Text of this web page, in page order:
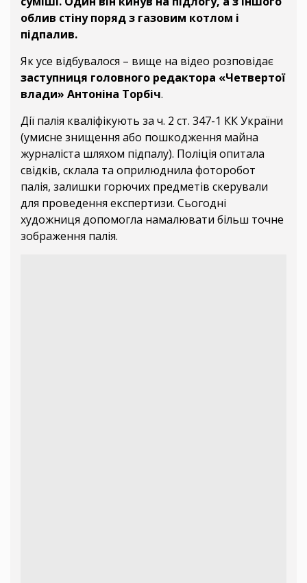
облив стіну поряд з газовим котлом і
підпалив.
Як усе відбувалося – вище на відео розповідає
заступниця головного редактора «Четвертої
влади» Антоніна Торбіч.
Дії палія кваліфікують за ч. 2 ст. 347-1 КК України
(умисне знищення або пошкодження майна
журналіста шляхом підпалу). Поліція опитала
свідків, склала та оприлюднила фоторобот
палія, залишки горючих предметів скерували
для проведення експертизи. Сьогодні
художниця допомогла намалювати більш точне
зображення палія.